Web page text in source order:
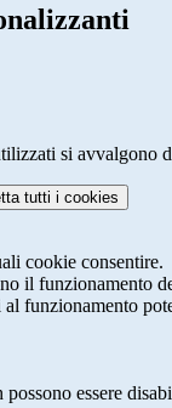
si
tutti i cookies
cookie consentire.
il funzionamento
funzionamento
essere